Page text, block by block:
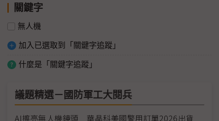
關鍵字
無人機
加入已選取到「關鍵字追蹤」
什麼是「關鍵字追蹤」
議題精選－國防軍工大閱兵
AI擦亮無人機鏡頭 華晶科美國警用訂單2026出貨